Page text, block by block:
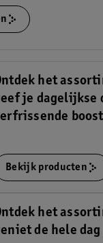
het
je dagelijkse
Bekijk producten
het
de hele